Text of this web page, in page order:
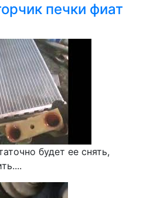
печки фиат
будет ее снять,